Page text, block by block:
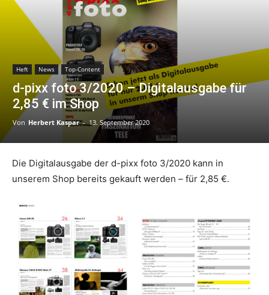
Heft News Top-Content
d-pixx foto 3/2020 – Digitalausgabe für
2,85 € im Shop
Von Herbert Kaspar - 13. September 2020
Die Digitalausgabe der d-pixx foto 3/2020 kann in
unserem Shop bereits gekauft werden – für 2,85 €.